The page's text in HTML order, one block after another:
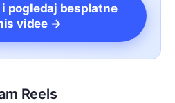
i pogledaj besplatne
videe →
Reels